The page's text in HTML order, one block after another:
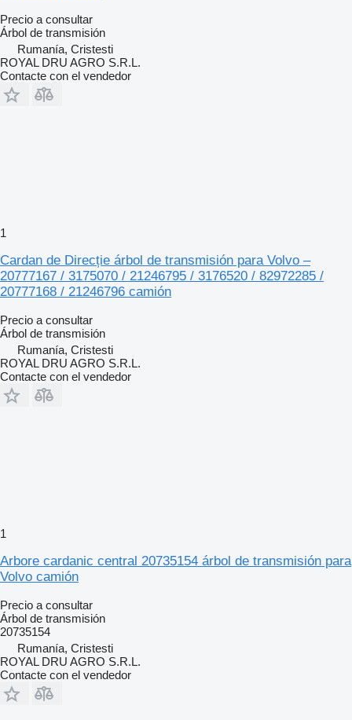
Precio a consultar
Árbol de transmisión
Rumanía, Cristesti
ROYAL DRU AGRO S.R.L.
Contacte con el vendedor
1
Cardan de Direcție árbol de transmisión para Volvo –
20777167 / 3175070 / 21246795 / 3176520 / 82972285 /
20777168 / 21246796 camión
Precio a consultar
Árbol de transmisión
Rumanía, Cristesti
ROYAL DRU AGRO S.R.L.
Contacte con el vendedor
1
Arbore cardanic central 20735154 árbol de transmisión para
Volvo camión
Precio a consultar
Árbol de transmisión
20735154
Rumanía, Cristesti
ROYAL DRU AGRO S.R.L.
Contacte con el vendedor